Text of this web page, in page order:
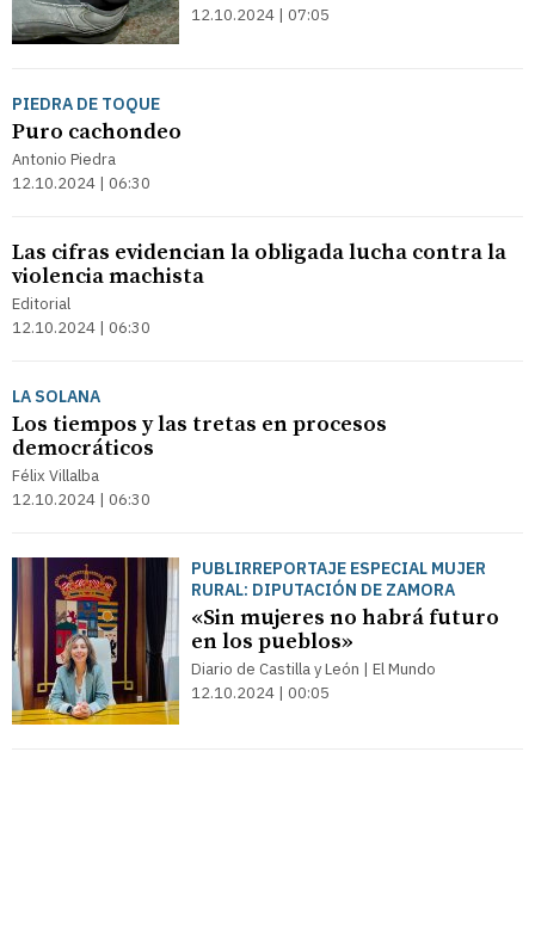
12.10.2024 | 07:05
PIEDRA DE TOQUE
Puro cachondeo
Antonio Piedra
12.10.2024 | 06:30
Las cifras evidencian la obligada lucha contra la
violencia machista
Editorial
12.10.2024 | 06:30
LA SOLANA
Los tiempos y las tretas en procesos
democráticos
Félix Villalba
12.10.2024 | 06:30
PUBLIRREPORTAJE ESPECIAL MUJER
RURAL: DIPUTACIÓN DE ZAMORA
«Sin mujeres no habrá futuro
en los pueblos»
Diario de Castilla y León | El Mundo
12.10.2024 | 00:05